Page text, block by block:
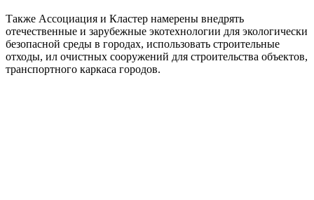
Также Ассоциация и Кластер намерены внедрять
отечественные и зарубежные экотехнологии для экологически
безопасной среды в городах, использовать строительные
отходы, ил очистных сооружений для строительства объектов,
транспортного каркаса городов.